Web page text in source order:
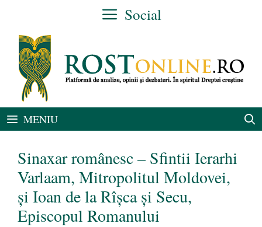
conținut
Social
MENIU
Sinaxar românesc – Sfintii Ierarhi
Varlaam, Mitropolitul Moldovei,
și Ioan de la Rîșca și Secu,
Episcopul Romanului